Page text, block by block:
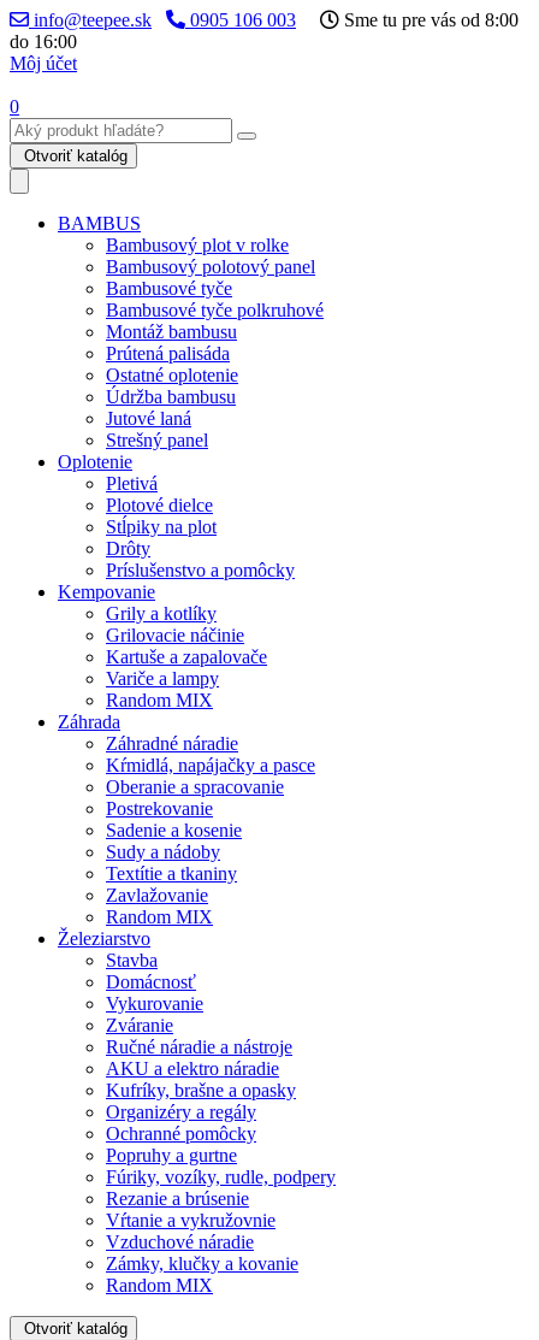
info@teepee.sk 0905 106 003
Sme tu pre vás od 8:00
do 16:00
Môj účet
0
Otvoriť katalóg
BAMBUS
Bambusový plot v rolke
Bambusový polotový panel
Bambusové tyče
Bambusové tyče polkruhové
Montáž bambusu
Prútená palisáda
Ostatné oplotenie
Údržba bambusu
Jutové laná
Strešný panel
Oplotenie
Pletivá
Plotové dielce
Stĺpiky na plot
Drôty
Príslušenstvo a pomôcky
Kempovanie
Grily a kotlíky
Grilovacie náčinie
Kartuše a zapalovače
Variče a lampy
Random MIX
Záhrada
Záhradné náradie
Kŕmidlá, napájačky a pasce
Oberanie a spracovanie
Postrekovanie
Sadenie a kosenie
Sudy a nádoby
Textítie a tkaniny
Zavlažovanie
Random MIX
Železiarstvo
Stavba
Domácnosť
Vykurovanie
Zváranie
Ručné náradie a nástroje
AKU a elektro náradie
Kufríky, brašne a opasky
Organizéry a regály
Ochranné pomôcky
Popruhy a gurtne
Fúriky, vozíky, rudle, podpery
Rezanie a brúsenie
Vŕtanie a vykružovnie
Vzduchové náradie
Zámky, klučky a kovanie
Random MIX
Otvoriť katalóg